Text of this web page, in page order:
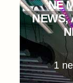
NE
NEWS,
1